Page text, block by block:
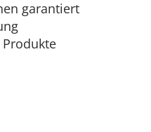
garantiert